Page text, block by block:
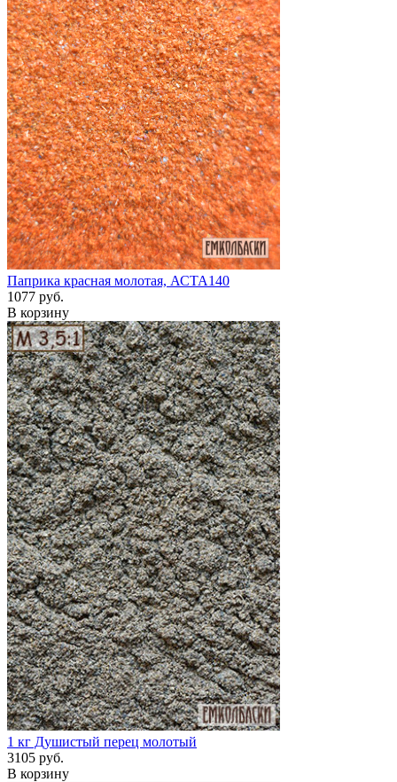
Паприка красная молотая, АСТА140
1077 руб.
В корзину
1 кг Душистый перец молотый
3105 руб.
В корзину